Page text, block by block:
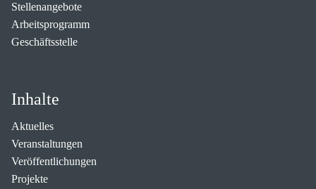
Stellenangebote
Arbeitsprogramm
Geschäftsstelle
Inhalte
Aktuelles
Veranstaltungen
Veröffentlichungen
Projekte